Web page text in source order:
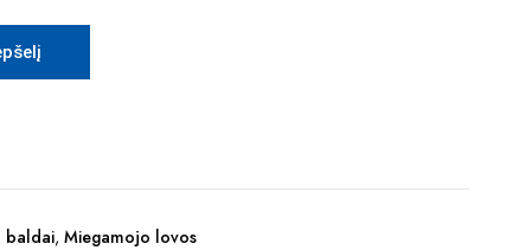
baldai, Miegamojo lovos